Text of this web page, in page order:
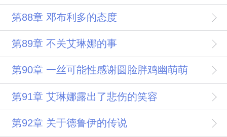
第88章 邓布利多的态度
第89章 不关艾琳娜的事
第90章 一丝可能性感谢圆脸胖鸡幽萌萌
第91章 艾琳娜露出了悲伤的笑容
第92章 关于德鲁伊的传说